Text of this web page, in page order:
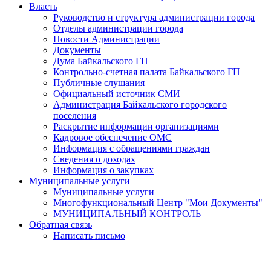
Власть
Руководство и структура администрации города
Отделы администрации города
Новости Администрации
Документы
Дума Байкальского ГП
Контрольно-счетная палата Байкальского ГП
Публичные слушания
Официальный источник СМИ
Администрация Байкальского городского
поселения
Раскрытие информации организациями
Кадровое обеспечение ОМС
Информация с обращениями граждан
Сведения о доходах
Информация о закупках
Муниципальные услуги
Муниципальные услуги
Многофункциональный Центр "Мои Документы"
МУНИЦИПАЛЬНЫЙ КОНТРОЛЬ
Обратная связь
Написать письмо